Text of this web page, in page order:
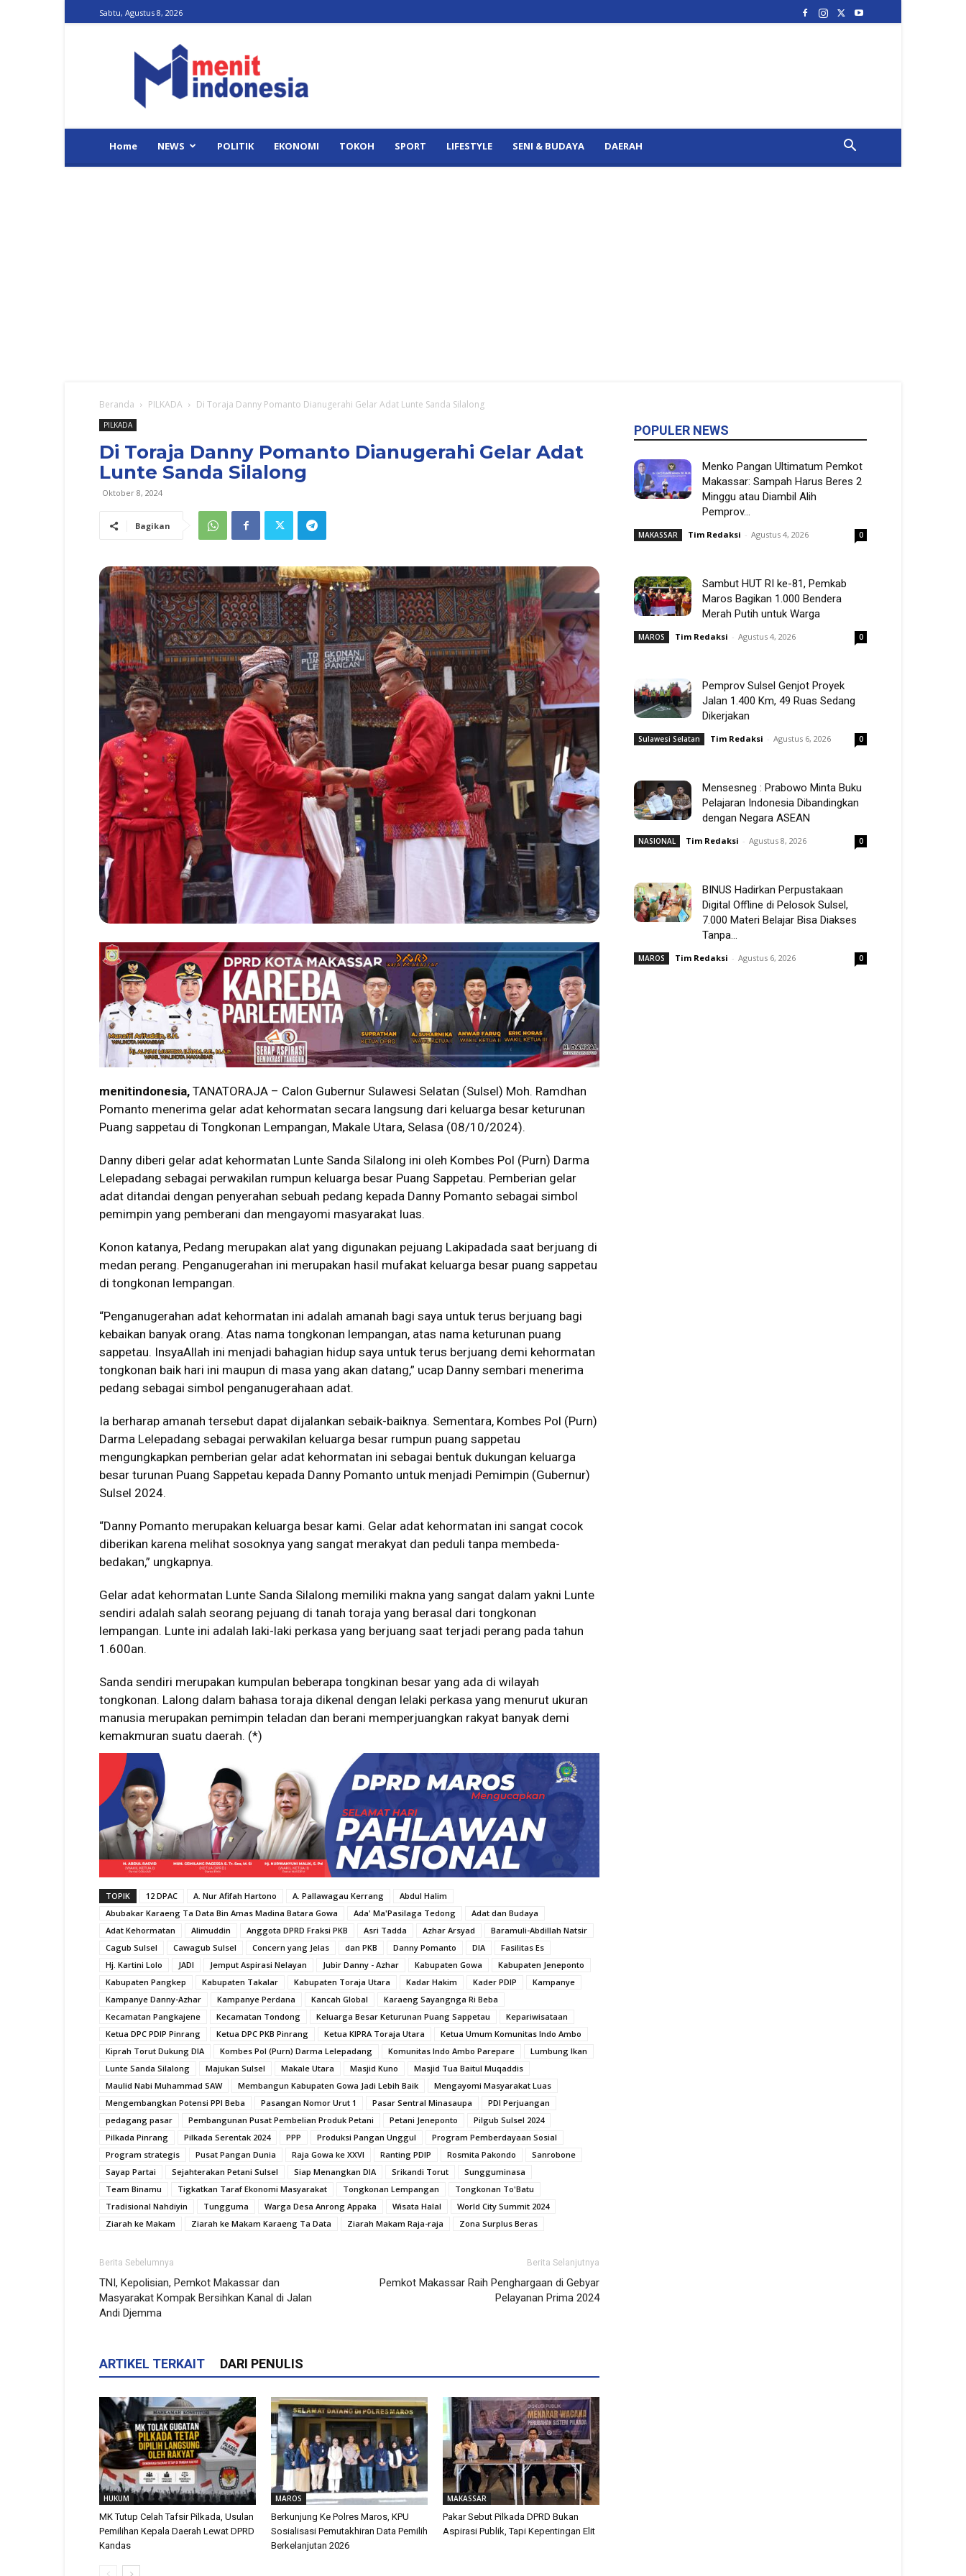
Sabtu, Agustus 8, 2026
Indonesia
Home NEWS POLITIK EKONOMI TOKOH SPORT LIFESTYLE SENI & BUDAYA DAERAH
Beranda PILKADA Di Toraja Danny Pomanto Dianugerahi Gelar Adat Lunte Sanda Silalong
PILKADA
Di Toraja Danny Pomanto Dianugerahi Gelar Adat
Lunte Sanda Silalong
Oktober 8, 2024
Bagikan
menitindonesia, TANATORAJA – Calon Gubernur Sulawesi Selatan (Sulsel) Moh. Ramdhan
Pomanto menerima gelar adat kehormatan secara langsung dari keluarga besar keturunan
Puang sappetau di Tongkonan Lempangan, Makale Utara, Selasa (08/10/2024).
Danny diberi gelar adat kehormatan Lunte Sanda Silalong ini oleh Kombes Pol (Purn) Darma
Lelepadang sebagai perwakilan rumpun keluarga besar Puang Sappetau. Pemberian gelar
adat ditandai dengan penyerahan sebuah pedang kepada Danny Pomanto sebagai simbol
pemimpin yang pemberani dan mengayomi masyarakat luas.
Konon katanya, Pedang merupakan alat yang digunakan pejuang Lakipadada saat berjuang di
medan perang. Penganugerahan ini merupakan hasil mufakat keluarga besar puang sappetau
di tongkonan lempangan.
“Penganugerahan adat kehormatan ini adalah amanah bagi saya untuk terus berjuang bagi
kebaikan banyak orang. Atas nama tongkonan lempangan, atas nama keturunan puang
sappetau. InsyaAllah ini menjadi bahagian hidup saya untuk terus berjuang demi kehormatan
tongkonan baik hari ini maupun di masa yang akan datang,” ucap Danny sembari menerima
pedang sebagai simbol penganugerahaan adat.
Ia berharap amanah tersebut dapat dijalankan sebaik-baiknya. Sementara, Kombes Pol (Purn)
Darma Lelepadang sebagai perwakilan keluarga besar rumpun puang sappetau
mengungkapkan pemberian gelar adat kehormatan ini sebagai bentuk dukungan keluarga
besar turunan Puang Sappetau kepada Danny Pomanto untuk menjadi Pemimpin (Gubernur)
Sulsel 2024.
“Danny Pomanto merupakan keluarga besar kami. Gelar adat kehormatan ini sangat cocok
diberikan karena melihat sosoknya yang sangat merakyat dan peduli tanpa membeda-
bedakan,” ungkapnya.
Gelar adat kehormatan Lunte Sanda Silalong memiliki makna yang sangat dalam yakni Lunte
sendiri adalah salah seorang pejuang di tanah toraja yang berasal dari tongkonan
lempangan. Lunte ini adalah laki-laki perkasa yang berjuang saat terjadi perang pada tahun
1.600an.
Sanda sendiri merupakan kumpulan beberapa tongkinan besar yang ada di wilayah
tongkonan. Lalong dalam bahasa toraja dikenal dengan lelaki perkasa yang menurut ukuran
manusia merupakan pemimpin teladan dan berani memperjuangkan rakyat banyak demi
kemakmuran suatu daerah. (*)
TOPIK 12 DPAC A. Nur Afifah Hartono A. Pallawagau Kerrang
Abdul Halim
Abubakar Karaeng Ta Data Bin Amas Madina Batara Gowa
Ada' Ma'Pasilaga Tedong
Adat dan Budaya
Adat Kehormatan
Alimuddin Anggota DPRD Fraksi PKB Asri Tadda Azhar Arsyad
Baramuli-Abdillah Natsir
Cagub Sulsel
Cawagub Sulsel Concern yang Jelas dan PKB Danny Pomanto DIA
Fasilitas Es
Hj. Kartini Lolo
JADI Jemput Aspirasi Nelayan Jubir Danny - Azhar Kabupaten Gowa
Kabupaten Jeneponto
Kabupaten Pangkep
Kabupaten Takalar Kabupaten Toraja Utara Kadar Hakim Kader PDIP
Kampanye
Kampanye Danny-Azhar
Kampanye Perdana Kancah Global
Karaeng Sayangnga Ri Beba
Kecamatan Pangkajene
Kecamatan Tondong Keluarga Besar Keturunan Puang Sappetau
Kepariwisataan
Ketua DPC PDIP Pinrang
Ketua DPC PKB Pinrang Ketua KIPRA Toraja Utara
Ketua Umum Komunitas Indo Ambo
Kiprah Torut Dukung DIA
Kombes Pol (Purn) Darma Lelepadang Komunitas Indo Ambo Parepare
Lumbung Ikan
Lunte Sanda Silalong
Majukan Sulsel Makale Utara Masjid Kuno
Masjid Tua Baitul Muqaddis
Maulid Nabi Muhammad SAW
Membangun Kabupaten Gowa Jadi Lebih Baik
Mengayomi Masyarakat Luas
Mengembangkan Potensi PPI Beba
Pasangan Nomor Urut 1 Pasar Sentral Minasaupa
PDI Perjuangan
pedagang pasar
Pembangunan Pusat Pembelian Produk Petani Petani Jeneponto
Pilgub Sulsel 2024
Pilkada Pinrang
Pilkada Serentak 2024 PPP Produksi Pangan Unggul
Program Pemberdayaan Sosial
Program strategis
Pusat Pangan Dunia Raja Gowa ke XXVl Ranting PDIP Rosmita Pakondo
Sanrobone
Sayap Partai
Sejahterakan Petani Sulsel Siap Menangkan DIA Srikandi Torut
Sungguminasa
Team Binamu
Tigkatkan Taraf Ekonomi Masyarakat Tongkonan Lempangan
Tongkonan To'Batu
Tradisional Nahdiyin
Tungguma Warga Desa Anrong Appaka Wisata Halal
World City Summit 2024
Ziarah ke Makam
Ziarah ke Makam Karaeng Ta Data Ziarah Makam Raja-raja Zona Surplus Beras
Berita Sebelumnya
TNI, Kepolisian, Pemkot Makassar dan
Masyarakat Kompak Bersihkan Kanal di Jalan
Andi Djemma
Berita Selanjutnya
Pemkot Makassar Raih Penghargaan di Gebyar
Pelayanan Prima 2024
ARTIKEL TERKAIT DARI PENULIS
HUKUM
MK Tutup Celah Tafsir Pilkada, Usulan
Pemilihan Kepala Daerah Lewat DPRD
Kandas
MAROS
Berkunjung Ke Polres Maros, KPU
Sosialisasi Pemutakhiran Data Pemilih
Berkelanjutan 2026
MAKASSAR
Pakar Sebut Pilkada DPRD Bukan
Aspirasi Publik, Tapi Kepentingan Elit
POPULER NEWS
Menko Pangan Ultimatum Pemkot
Makassar: Sampah Harus Beres 2
Minggu atau Diambil Alih
Pemprov...
MAKASSAR Tim Redaksi - Agustus 4, 2026 0
Sambut HUT RI ke-81, Pemkab
Maros Bagikan 1.000 Bendera
Merah Putih untuk Warga
MAROS Tim Redaksi - Agustus 4, 2026 0
Pemprov Sulsel Genjot Proyek
Jalan 1.400 Km, 49 Ruas Sedang
Dikerjakan
Sulawesi Selatan Tim Redaksi - Agustus 6, 2026 0
Mensesneg : Prabowo Minta Buku
Pelajaran Indonesia Dibandingkan
dengan Negara ASEAN
NASIONAL Tim Redaksi - Agustus 8, 2026 0
BINUS Hadirkan Perpustakaan
Digital Offline di Pelosok Sulsel,
7.000 Materi Belajar Bisa Diakses
Tanpa...
MAROS Tim Redaksi - Agustus 6, 2026 0